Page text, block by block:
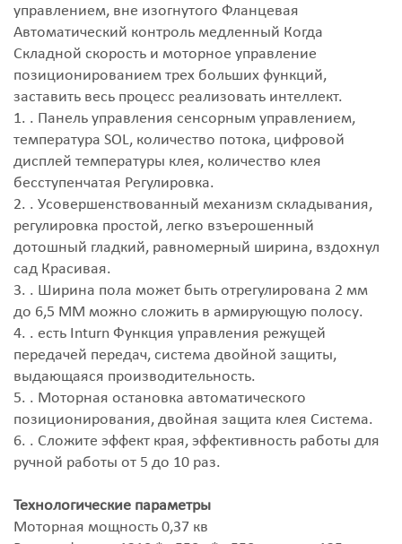
управлением, вне изогнутого Фланцевая
Автоматический контроль медленный Когда
Складной скорость и моторное управление
позиционированием трех больших функций,
заставить весь процесс реализовать интеллект.
1. . Панель управления сенсорным управлением,
температура SOL, количество потока, цифровой
дисплей температуры клея, количество клея
бесступенчатая Регулировка.
2. . Усовершенствованный механизм складывания,
регулировка простой, легко взъерошенный
дотошный гладкий, равномерный ширина, вздохнул
сад Красивая.
3. . Ширина пола может быть отрегулирована 2 мм
до 6,5 ММ можно сложить в армирующую полосу.
4. . есть Inturn Функция управления режущей
передачей передач, система двойной защиты,
выдающаяся производительность.
5. . Моторная остановка автоматического
позиционирования, двойная защита клея Система.
6. . Сложите эффект края, эффективность работы для
ручной работы от 5 до 10 раз.
Технологические параметры
Моторная мощность 0,37 кв